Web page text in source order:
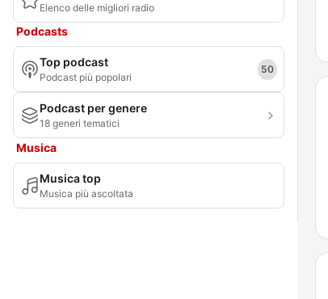
Elenco delle migliori radio
Podcasts
Top podcast
Podcast più popolari
50
Podcast per genere
18 generi tematici
Musica
Musica top
Musica più ascoltata